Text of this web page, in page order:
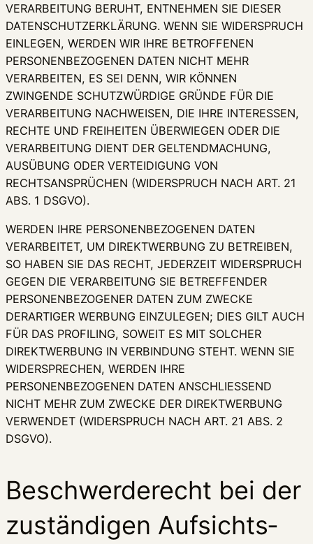
VERARBEITUNG BERUHT, ENTNEHMEN SIE DIESER
DATENSCHUTZERKLÄRUNG. WENN SIE WIDERSPRUCH
EINLEGEN, WERDEN WIR IHRE BETROFFENEN
PERSONENBEZOGENEN DATEN NICHT MEHR
VERARBEITEN, ES SEI DENN, WIR KÖNNEN
ZWINGENDE SCHUTZWÜRDIGE GRÜNDE FÜR DIE
VERARBEITUNG NACHWEISEN, DIE IHRE INTERESSEN,
RECHTE UND FREIHEITEN ÜBERWIEGEN ODER DIE
VERARBEITUNG DIENT DER GELTENDMACHUNG,
AUSÜBUNG ODER VERTEIDIGUNG VON
RECHTSANSPRÜCHEN (WIDERSPRUCH NACH ART. 21
ABS. 1 DSGVO).
WERDEN IHRE PERSONENBEZOGENEN DATEN
VERARBEITET, UM DIREKTWERBUNG ZU BETREIBEN,
SO HABEN SIE DAS RECHT, JEDERZEIT WIDERSPRUCH
GEGEN DIE VERARBEITUNG SIE BETREFFENDER
PERSONENBEZOGENER DATEN ZUM ZWECKE
DERARTIGER WERBUNG EINZULEGEN; DIES GILT AUCH
FÜR DAS PROFILING, SOWEIT ES MIT SOLCHER
DIREKTWERBUNG IN VERBINDUNG STEHT. WENN SIE
WIDERSPRECHEN, WERDEN IHRE
PERSONENBEZOGENEN DATEN ANSCHLIESSEND
NICHT MEHR ZUM ZWECKE DER DIREKTWERBUNG
VERWENDET (WIDERSPRUCH NACH ART. 21 ABS. 2
DSGVO).
Beschwerde­recht bei der
zuständigen Aufsichts­